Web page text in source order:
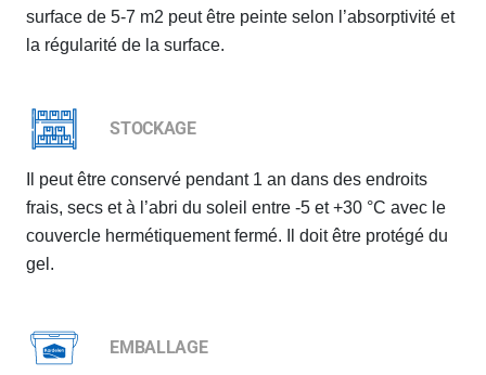
surface de 5-7 m2 peut être peinte selon l’absorptivité et
la régularité de la surface.
STOCKAGE
Il peut être conservé pendant 1 an dans des endroits
frais, secs et à l’abri du soleil entre -5 et +30 °C avec le
couvercle hermétiquement fermé. Il doit être protégé du
gel.
EMBALLAGE